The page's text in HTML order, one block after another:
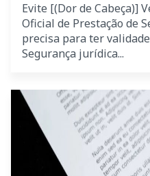
Evite [(Dor de Cabeça)]
Oficial de Prestação de
precisa para ter
Segurança jurídica...